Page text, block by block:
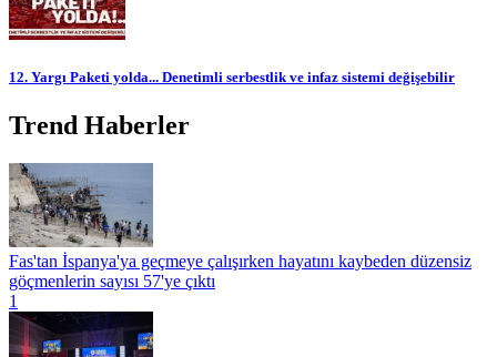
12. Yargı Paketi yolda... Denetimli serbestlik ve infaz sistemi değişebilir
Trend Haberler
Fas'tan İspanya'ya geçmeye çalışırken hayatını kaybeden düzensiz
göçmenlerin sayısı 57'ye çıktı
1